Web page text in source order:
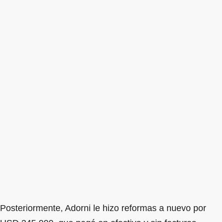
Posteriormente, Adorni le hizo reformas a nuevo por